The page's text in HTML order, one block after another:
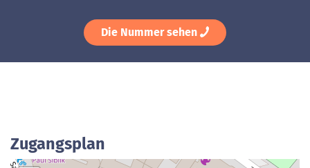
Die Nummer sehen
Zugangsplan